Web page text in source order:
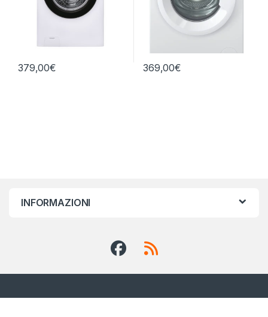
379,00€ 369,00€
INFORMAZIONI